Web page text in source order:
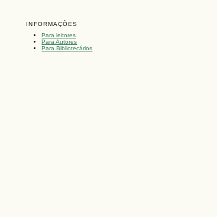
INFORMAÇÕES
Para leitores
Para Autores
Para Bibliotecários